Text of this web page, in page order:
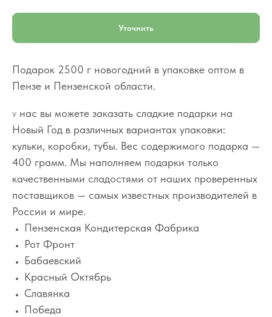
Уточнить
Подарок 2500 г новогодний в упаковке оптом в
Пензе и Пензенской области.
У нас вы можете заказать сладкие подарки на
Новый Год в различных вариантах упаковки:
кульки, коробки, тубы. Вес содержимого подарка —
400 грамм. Мы наполняем подарки только
качественными сладостями от наших проверенных
поставщиков — самых известных производителей в
России и мире.
Пензенская Кондитерская Фабрика
Рот Фронт
Бабаевский
Красный Октябрь
Славянка
Победа